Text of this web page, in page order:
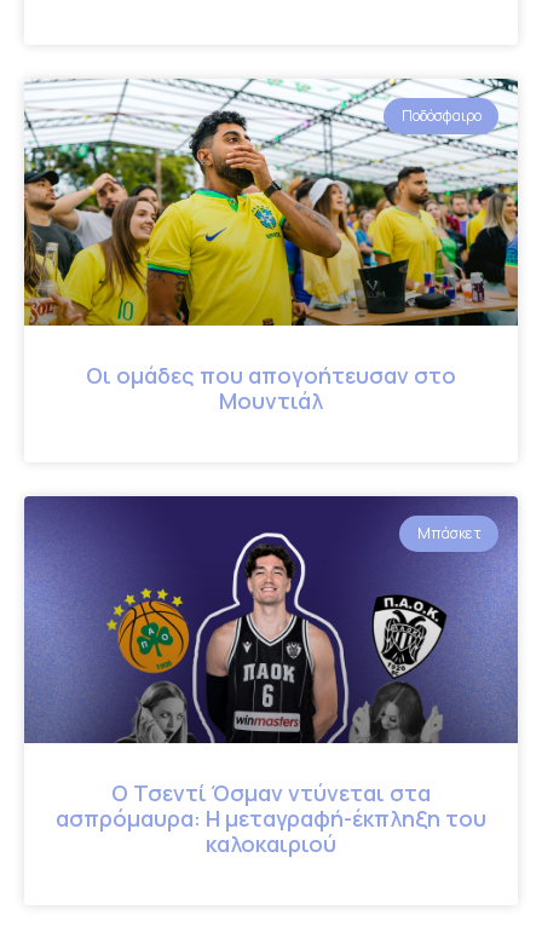
Ποδόσφαιρο
Οι ομάδες που απογοήτευσαν στο
Μουντιάλ
Μπάσκετ
Ο Τσεντί Όσμαν ντύνεται στα
ασπρόμαυρα: Η μεταγραφή-έκπληξη του
καλοκαιριού